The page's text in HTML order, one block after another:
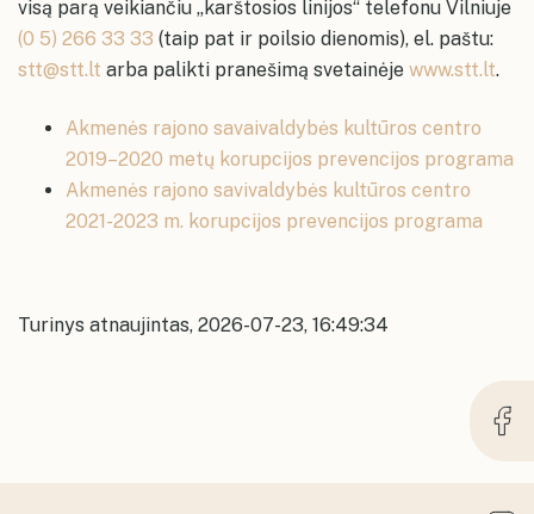
erdvės
Akmenės kultūros namų erdvės
Papilės kultūros namų erdvės
Kruopių kultūros namų erdvės
Dažniausiai užduodami klausimai
Konsultavimasis su visuomene
Naujosios Akmenės kultūros rūmai
Akmenės kultūros namai
Ventos kultūros namai
Papilės kultūros namai
Kruopių kultūros namai
visą parą veikiančiu „karštosios linijos“ telefonu Vilniuje
(0 5) 266 33 33 (taip pat ir poilsio dienomis), el. paštu:
stt@stt.lt arba palikti pranešimą svetainėje www.stt.lt.
Akmenės rajono savaivaldybės kultūros centro
2019–2020 metų korupcijos prevencijos programa
Akmenės rajono savivaldybės kultūros centro
2021-2023 m. korupcijos prevencijos programa
Turinys atnaujintas, 2026-07-23, 16:49:34